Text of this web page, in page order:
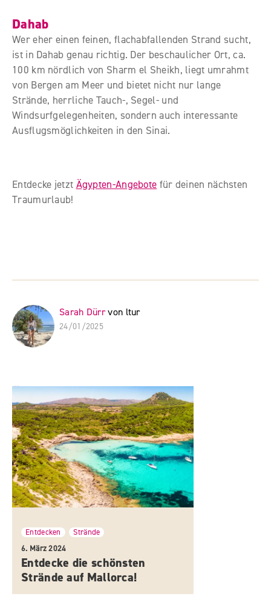
Dahab
Wer eher einen feinen, flachabfallenden Strand sucht,
ist in Dahab genau richtig. Der beschaulicher Ort, ca.
100 km nördlich von Sharm el Sheikh, liegt umrahmt
von Bergen am Meer und bietet nicht nur lange
Strände, herrliche Tauch-, Segel- und
Windsurfgelegenheiten, sondern auch interessante
Ausflugsmöglichkeiten in den Sinai.
Entdecke jetzt Ägypten-Angebote für deinen nächsten
Traumurlaub!
Sarah Dürr
24/01/2025
Ähnliche Beiträge
Entdecken , Strände
6. März 2024
Entdecke die schönsten
Strände auf Mallorca!